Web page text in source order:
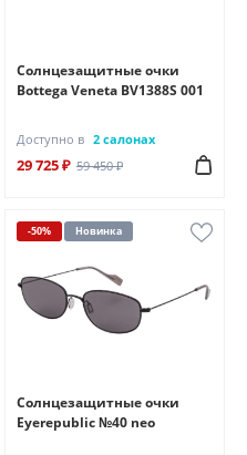
Солнцезащитные очки
Bottega Veneta BV1388S 001
Доступно в 2 салонах
29 725 ₽ 59 450 ₽
-50% Новинка
Солнцезащитные очки
Eyerepublic №40 neo